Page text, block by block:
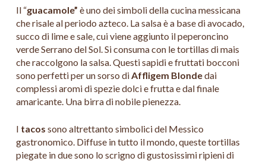
Il “guacamole” è uno dei simboli della cucina messicana
che risale al periodo azteco. La salsa è a base di avocado,
succo di lime e sale, cui viene aggiunto il peperoncino
verde Serrano del Sol. Si consuma con le tortillas di mais
che raccolgono la salsa. Questi sapidi e fruttati bocconi
sono perfetti per un sorso diAffligem Blondedai
complessi aromi di spezie dolci e frutta e dal finale
amaricante. Una birra di nobile pienezza.
I tacos sono altrettanto simbolici del Messico
gastronomico. Diffuse in tutto il mondo, queste tortillas
piegate in due sono lo scrigno di gustosissimi ripieni di